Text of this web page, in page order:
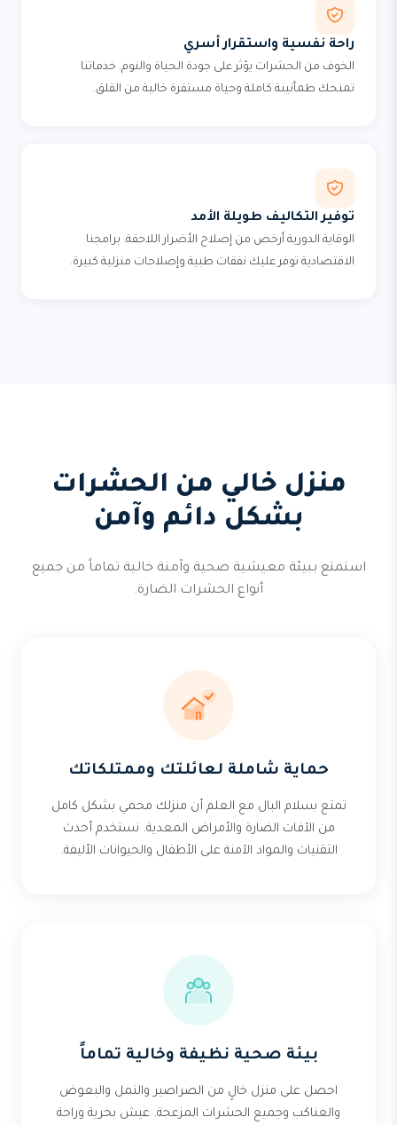
راحة نفسية واستقرار أسري
الخوف من الحشرات يؤثر على جودة الحياة والنوم. خدماتنا
تمنحك طمأنينة كاملة وحياة مستقرة خالية من القلق.
توفير التكاليف طويلة الأمد
الوقاية الدورية أرخص من إصلاح الأضرار اللاحقة. برامجنا
الاقتصادية توفر عليك نفقات طبية وإصلاحات منزلية كبيرة.
منزل خالي من الحشرات
بشكل دائم وآمن
استمتع ببيئة معيشية صحية وآمنة خالية تماماً من جميع
أنواع الحشرات الضارة.
حماية شاملة لعائلتك وممتلكاتك
تمتع بسلام البال مع العلم أن منزلك محمي بشكل كامل
من الآفات الضارة والأمراض المعدية. نستخدم أحدث
التقنيات والمواد الآمنة على الأطفال والحيوانات الأليفة.
بيئة صحية نظيفة وخالية تماماً
احصل على منزل خالٍ من الصراصير والنمل والبعوض
والعناكب وجميع الحشرات المزعجة. عيش بحرية وراحة